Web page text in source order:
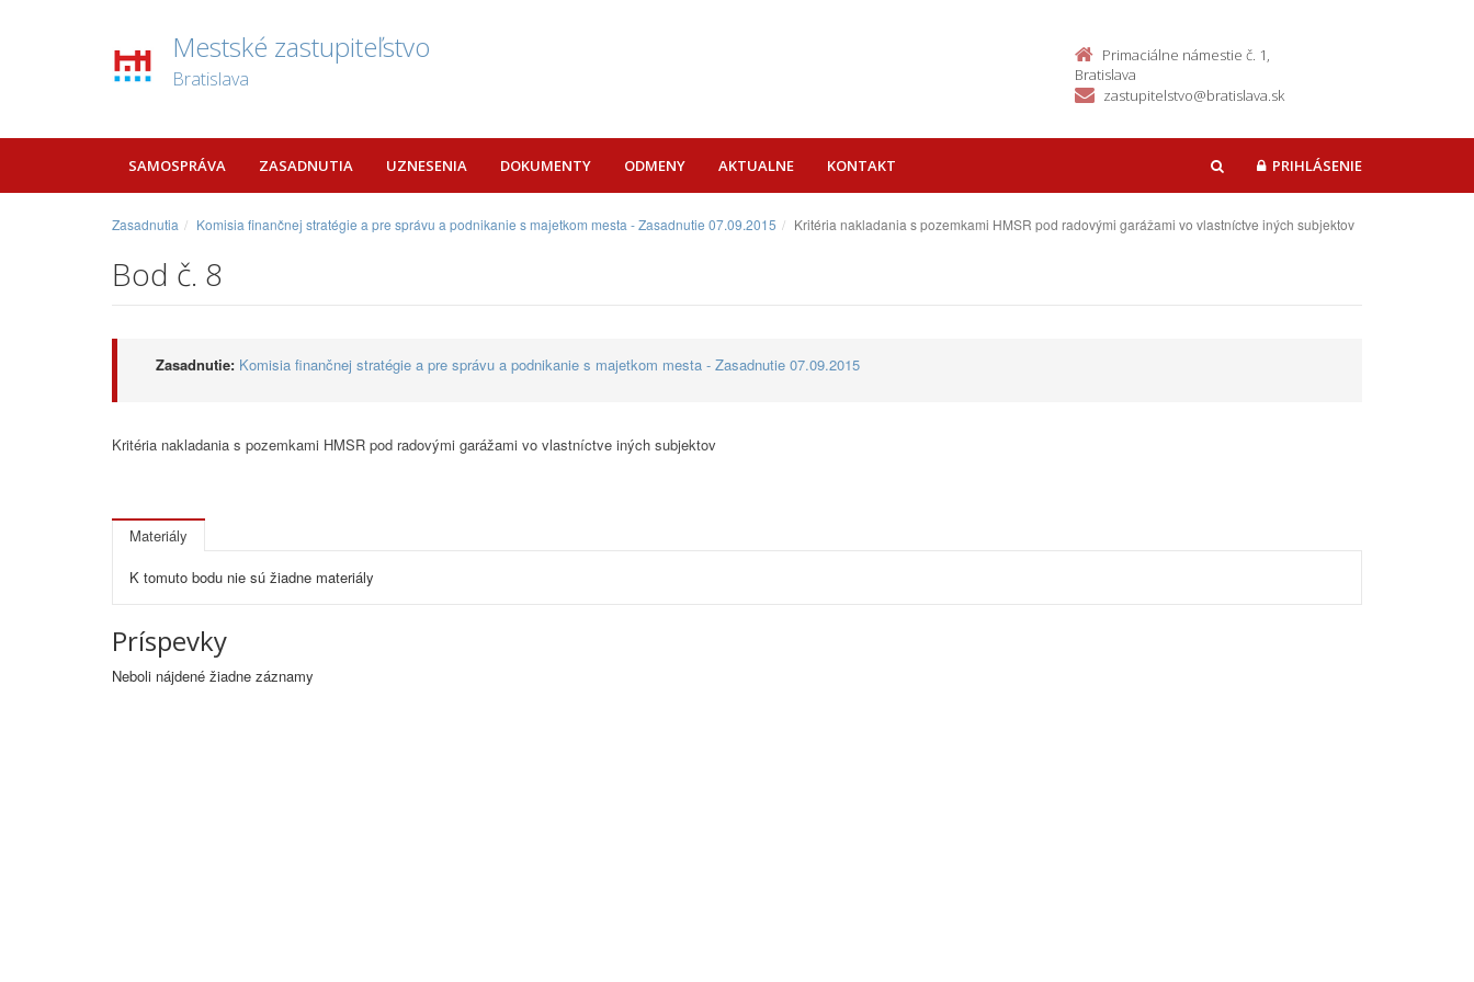
Mestské zastupiteľstvo
Bratislava
Primaciálne námestie č. 1,
Bratislava
zastupitelstvo@bratislava.sk
SAMOSPRÁVA ZASADNUTIA UZNESENIA DOKUMENTY ODMENY AKTUALNE KONTAKT HĽADAŤPRIHLÁSENIE
Zasadnutia Komisia finančnej stratégie a pre správu a podnikanie s majetkom mesta - Zasadnutie 07.09.2015 Kritéria nakladania s pozemkami HMSR pod radovými garážami vo vlastníctve iných subjektov
Bod č. 8
Zasadnutie: Komisia finančnej stratégie a pre správu a podnikanie s majetkom mesta - Zasadnutie 07.09.2015
Kritéria nakladania s pozemkami HMSR pod radovými garážami vo vlastníctve iných subjektov
Materiály
K tomuto bodu nie sú žiadne materiály
Príspevky
Neboli nájdené žiadne záznamy